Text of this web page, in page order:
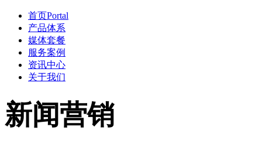
首页Portal
产品体系
媒体套餐
服务案例
资讯中心
关于我们
新闻营销